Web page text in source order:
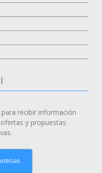
recibir información
y propuestas